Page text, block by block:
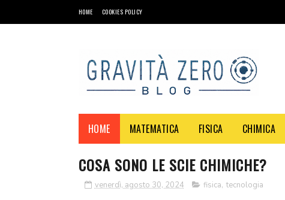
HOME COOKIES POLICY
HOME MATEMATICA FISICA CHIMICA
COSA SONO LE SCIE CHIMICHE?
venerdì, agosto 30, 2024 fisica, tecnologia